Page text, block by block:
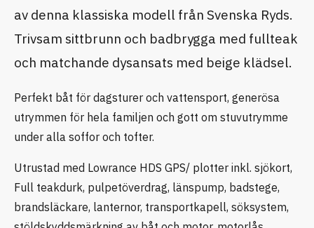
av denna klassiska modell från Svenska Ryds.
Trivsam sittbrunn och badbrygga med fullteak
och matchande dysansats med beige klädsel.
Perfekt båt för dagsturer och vattensport, generösa
utrymmen för hela familjen och gott om stuvutrymme
under alla soffor och tofter.
Utrustad med Lowrance HDS GPS/ plotter inkl. sjökort,
Full teakdurk, pulpetöverdrag, länspump, badstege,
brandsläckare, lanternor, transportkapell, söksystem,